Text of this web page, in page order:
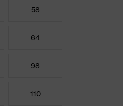
58
64
98
110